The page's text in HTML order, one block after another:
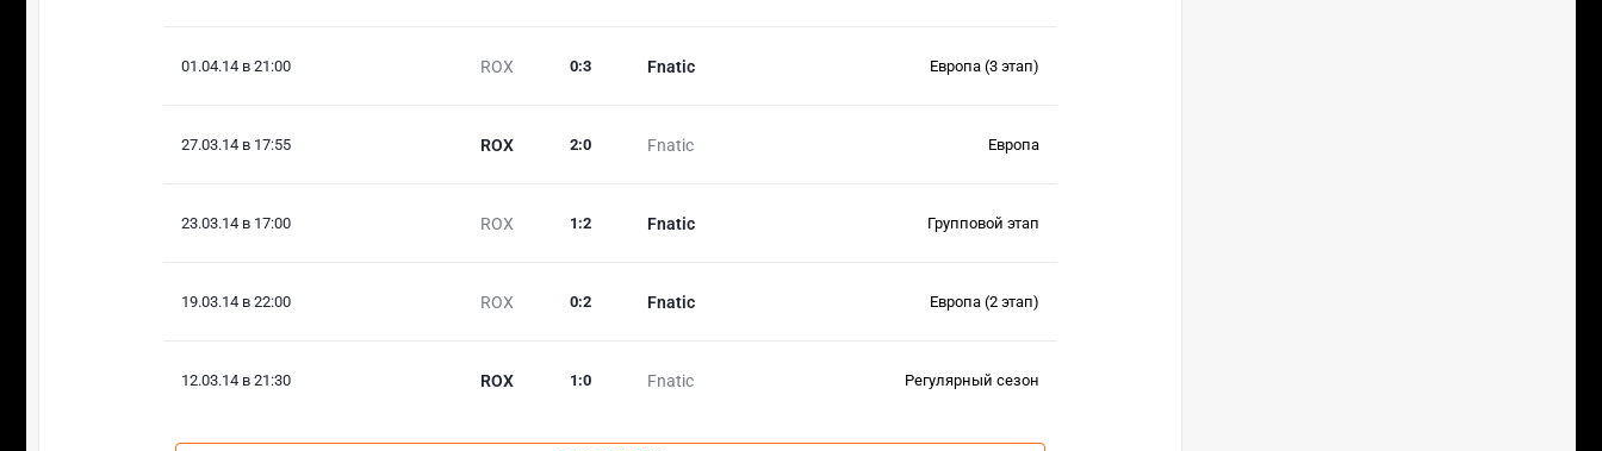
01.04.14 в 21:00 ROX Fnatic
0:3 Европа (3 этап)
27.03.14 в 17:55 ROX Fnatic
2:0 Европа
23.03.14 в 17:00 ROX Fnatic
1 :2 Групповой этап
19.03.14 в 22:00 ROX Fnatic
0:2 Европа (2 этап)
12.03.14 в 21:30 ROX Fnatic
1 :0 Регулярный сезон